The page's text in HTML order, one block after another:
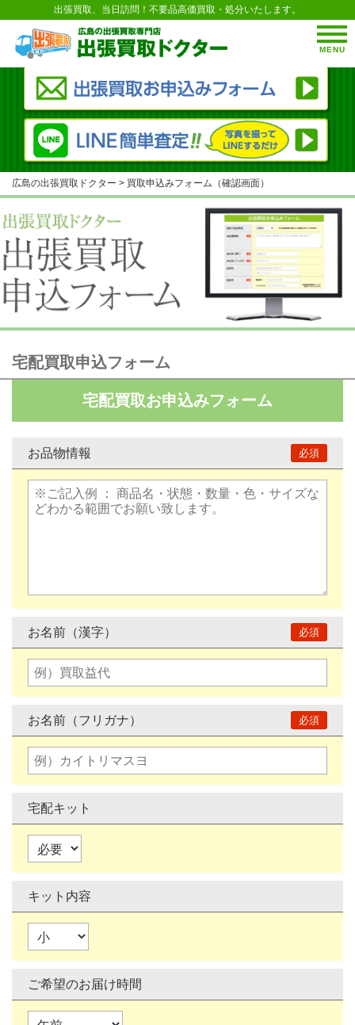
MENU
出張買取、当日訪問！不要品高価買取・処分いたします。
広島の出張買取ドクター > 買取申込みフォーム（確認画面）
宅配買取申込フォーム
宅配買取お申込みフォーム
お品物情報
お名前（漢字）
お名前（フリガナ）
宅配キット
キット内容
ご希望のお届け時間